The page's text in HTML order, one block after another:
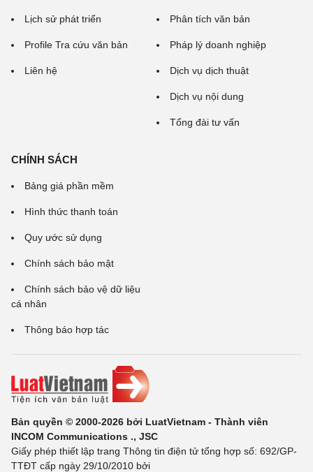
Lịch sử phát triển
Profile Tra cứu văn bản
Liên hệ
Phân tích văn bản
Pháp lý doanh nghiệp
Dịch vụ dịch thuật
Dịch vụ nội dung
Tổng đài tư vấn
CHÍNH SÁCH
Bảng giá phần mềm
Hình thức thanh toán
Quy ước sử dụng
Chính sách bảo mật
Chính sách bảo vệ dữ liệu
cá nhân
Thông báo hợp tác
Bản quyền © 2000-2026 bởi LuatVietnam - Thành viên
INCOM Communications ., JSC
Giấy phép thiết lập trang Thông tin điện tử tổng hợp số: 692/GP-
TTĐT cấp ngày 29/10/2010 bởi